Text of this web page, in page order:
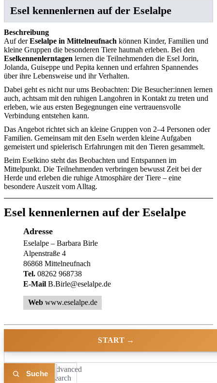
Esel kennenlernen auf der Eselalpe
Beschreibung
Auf derEselalpe in Mittelneufnach können Kinder, Familien und
kleine Gruppen die besonderen Tiere hautnah erleben. Bei den
Eselkennenlerntagen lernen die Teilnehmenden die Esel Jorin,
Jolanda, Guiseppe und Pepita kennen und erfahren Spannendes
über ihre Lebensweise und ihr Verhalten.
Dabei geht es nicht nur ums Beobachten: Die Besucher:innen lernen
auch, achtsam mit den ruhigen Langohren in Kontakt zu treten und
erleben, wie aus ersten Begegnungen eine vertrauensvolle
Verbindung entstehen kann.
Das Angebot richtet sich an kleine Gruppen von 2–4 Personen oder
Familien. Gemeinsam mit den Eseln werden kleine Aufgaben
gemeistert und spielerisch Erfahrungen mit den Tieren gesammelt.
Beim Eselkino steht das Beobachten und Entspannen im
Mittelpunkt. Die Teilnehmenden verbringen bewusst Zeit bei der
Herde und erleben die ruhige Atmosphäre der Tiere – eine
besondere Auszeit vom Alltag.
Esel kennenlernen auf der Eselalpe
Adresse
Eselalpe – Barbara Birle
Alpenstraße 4
86868 Mittelneufnach
Tel. 08262 968738
E-Mail B.Birle@eselalpe.de
Web www.eselalpe.de
START →
Advanced
Search
Liste Karte